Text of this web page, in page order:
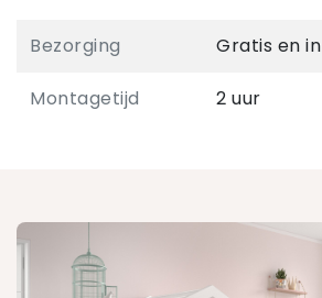
Bezorging Gratis en
Montagetijd 2 uur